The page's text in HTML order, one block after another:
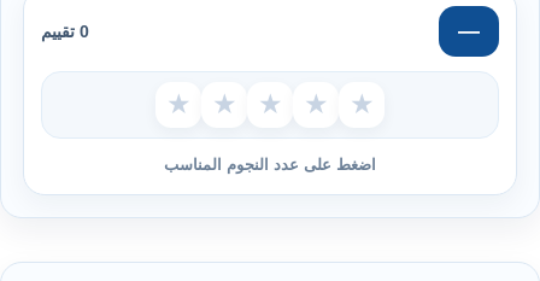
— 0 تقييم
★ ★ ★ ★ ★
اضغط على عدد النجوم المناسب